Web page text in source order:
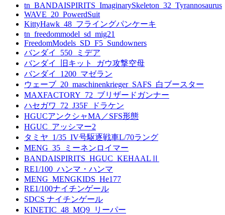
tn_BANDAISPIRITS_ImaginarySkeleton_32_Tyrannosaurus
WAVE_20_PowerdSuit
KittyHawk_48_フライングパンケーキ
tn_freedommodel_sd_mig21
FreedomModels_SD_F5_Sundowners
バンダイ_550_ミデア
バンダイ_旧キット_ガウ攻撃空母
バンダイ_1200_マゼラン
ウェーブ_20_maschinenkrieger_SAFS_白ブースター
MAXFACTORY_72_ブリザードガンナー
ハセガワ_72_J35F_ドラケン
HGUCアンクシャMA／SFS形態
HGUC_アッシマー2
タミヤ_1/35_IV号駆逐戦車L/70ラング
MENG_35_ミーネンロイマー
BANDAISPIRITS_HGUC_KEHAALⅡ
RE1/100_ハンマ・ハンマ
MENG_MENGKIDS_He177
RE1/100ナイチンゲール
SDCS ナイチンゲール
KINETIC_48_MQ9_リーパー